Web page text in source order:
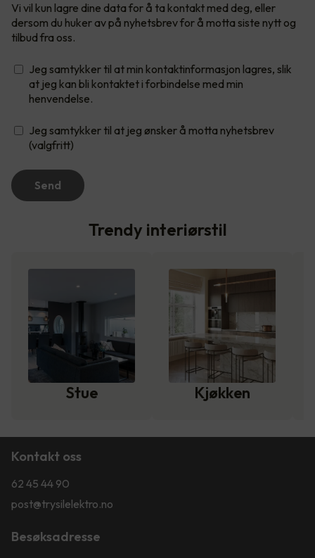
Vi vil kun lagre dine data for å ta kontakt med deg, eller
dersom du huker av på nyhetsbrev for å motta siste nytt og
tilbud fra oss.
Jeg samtykker til at min kontaktinformasjon lagres, slik
at jeg kan bli kontaktet i forbindelse med min
henvendelse.
Jeg samtykker til at jeg ønsker å motta nyhetsbrev
(valgfritt)
Send
Trendy interiørstil
Stue Kjøkken
Kontakt oss
62 45 44 90
post@trysilelektro.no
Besøksadresse